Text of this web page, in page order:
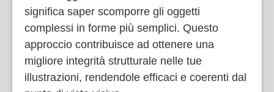
significa saper scomporre gli oggetti
complessi in forme più semplici. Questo
approccio contribuisce ad ottenere una
migliore integrità strutturale nelle tue
illustrazioni, rendendole efficaci e coerenti dal